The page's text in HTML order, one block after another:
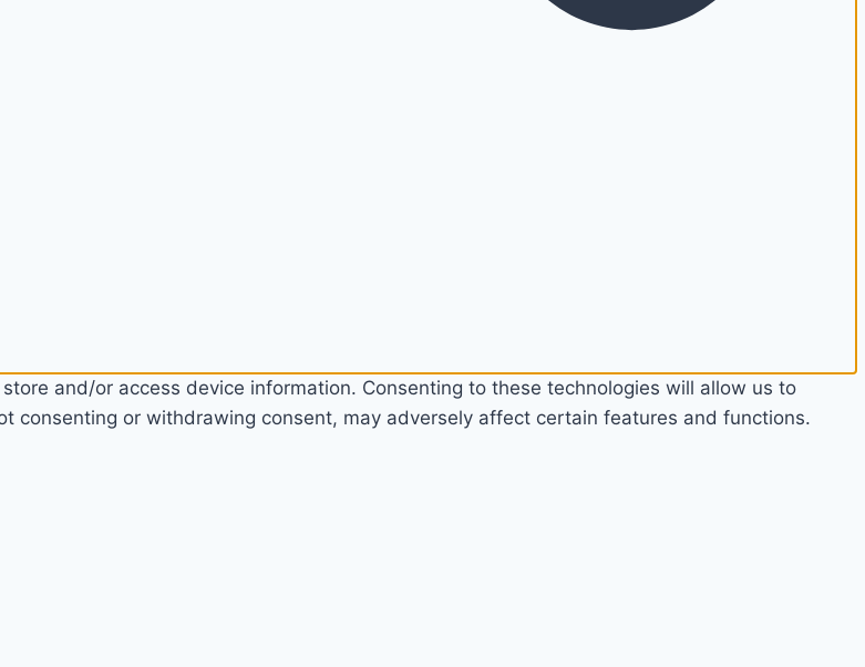
and/or access device information. Consenting to these technologies will allow us to
consenting or withdrawing consent, may adversely affect certain features and functions.